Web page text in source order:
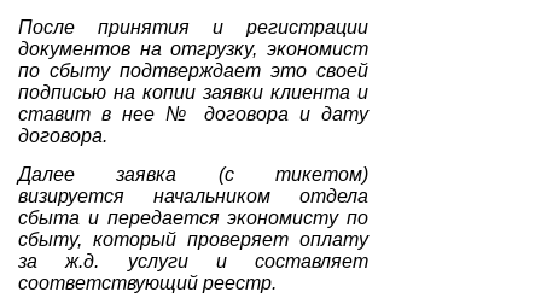
После принятия и регистрации
документов на отгрузку, экономист
по сбыту подтверждает это своей
подписью на копии заявки клиента и
ставит в нее № договора и дату
договора.
Далее заявка (с тикетом)
визируется начальником отдела
сбыта и передается экономисту по
сбыту, который проверяет оплату
за ж.д. услуги и составляет
соответствующий реестр.